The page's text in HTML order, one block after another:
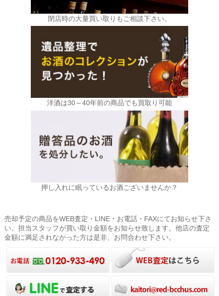
閉店時の大量買い取りもご相談下さい。
洋酒は30～40年前の商品でも買取り可能
押し入れに眠っているお酒ございませんか？
売却予定の商品をWEB査定・LINE・お電話・FAXにてお知らせ下さ
い。担当スタッフが買い取り金額をお知らせ致します。他店の査定
金額に満足されなかった方は是非、お問合わせ下さい。